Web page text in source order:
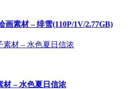
画素材 – 绯雪(110P/1V/2.77GB)
材 – 水色夏日信浓